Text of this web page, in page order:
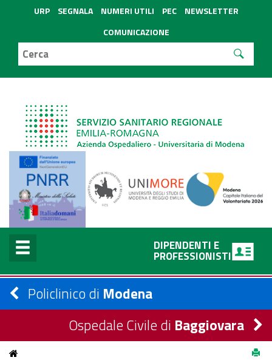
URP SEGNALA NUMERI UTILI PEC
NEWSLETTER
COMUNICAZIONE
DIPENDENTI E
PROFESSIONISTI
Policlinico di Modena
Ospedale Civile di Baggiovara